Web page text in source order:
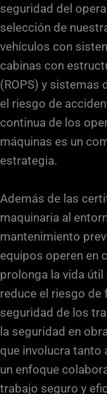
seguridad del
selección de
vehículos con
cabinas con
(ROPS) y sistemas
el riesgo de
continua de los
máquinas es un
estrategia.
Además de las
maquinaria al
mantenimiento
equipos operen en
prolonga la vida
reduce el riesgo
seguridad de los
la seguridad en
que involucra tanto
un enfoque
trabajo seguro y